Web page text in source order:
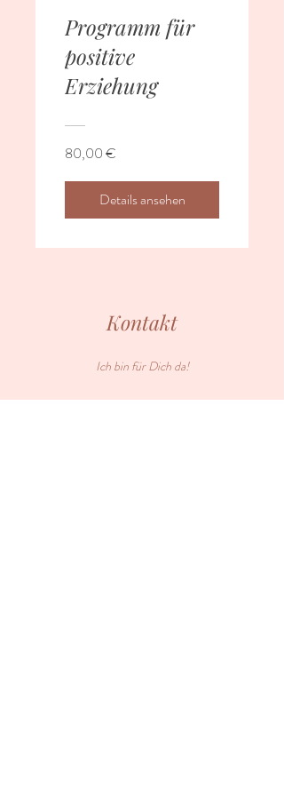
Programm für
positive
Erziehung
80,00 €
Details ansehen
Kontakt
Ich bin für Dich da!